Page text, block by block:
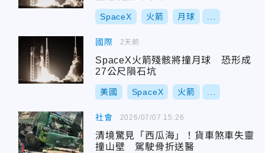
SpaceX 火箭 月球
國際
SpaceX火箭殘骸將撞月球 恐形成
27公尺隕石坑
美國 SpaceX 火箭
2天前
社會
清境驚見「西瓜海」！貨車煞車失靈
撞山壁 駕駛骨折送醫
2026/07/07 15:26